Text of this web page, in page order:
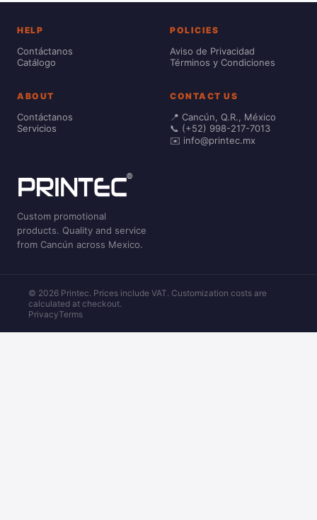
HELP
Contáctanos
Catálogo
POLICIES
Aviso de Privacidad
Términos y Condiciones
ABOUT
Contáctanos
Servicios
CONTACT US
📍 Cancún, Q.R., México
📞 (+52) 998-217-7013
✉️ info@printec.mx
Custom promotional
products. Quality and service
from Cancún across Mexico.
© 2026 Printec. Prices include VAT. Customization costs are
calculated at checkout.
PrivacyTerms